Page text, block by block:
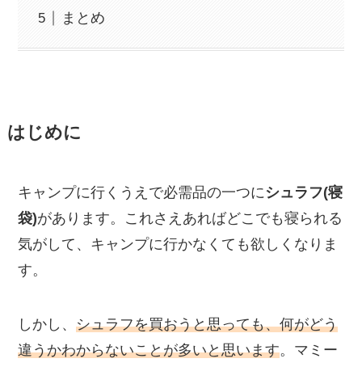
まとめ
はじめに
キャンプに行くうえで必需品の一つに シュラフ(寝
袋)があります。これさえあればどこでも寝られる
気がして、キャンプに行かなくても欲しくなりま
す。
しかし、シュラフを買おうと思っても、何がどう
違うかわからないことが多いと思います。マミー